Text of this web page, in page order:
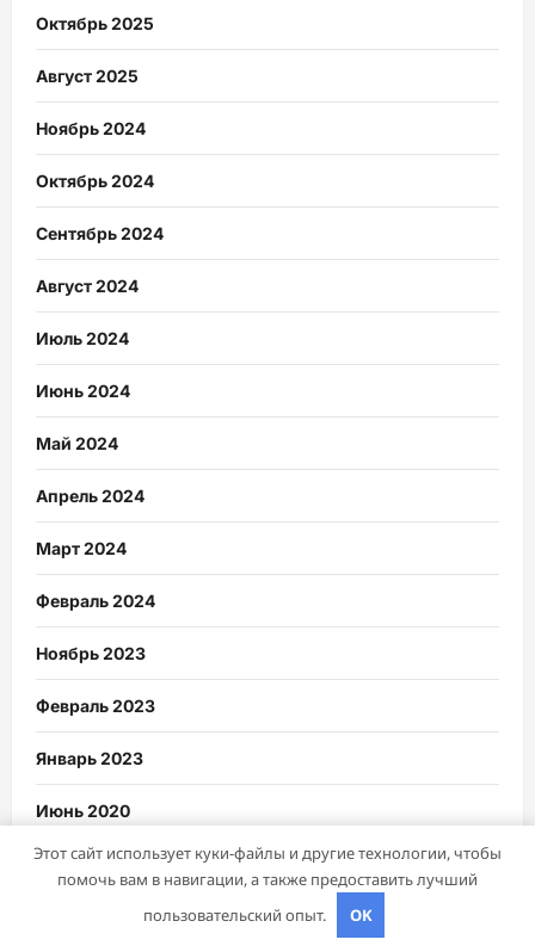
Октябрь 2025
Август 2025
Ноябрь 2024
Октябрь 2024
Сентябрь 2024
Август 2024
Июль 2024
Июнь 2024
Май 2024
Апрель 2024
Март 2024
Февраль 2024
Ноябрь 2023
Февраль 2023
Январь 2023
Июнь 2020
Май 2020
Этот сайт использует куки-файлы и другие технологии, чтобы
помочь вам в навигации, а также предоставить лучший
пользовательский опыт.
OK